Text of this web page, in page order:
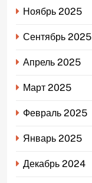
Ноябрь 2025
Сентябрь 2025
Апрель 2025
Март 2025
Февраль 2025
Январь 2025
Декабрь 2024